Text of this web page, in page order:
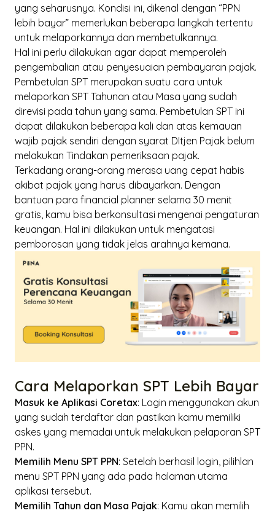
yang seharusnya. Kondisi ini, dikenal dengan “PPN
lebih bayar” memerlukan beberapa langkah tertentu
untuk melaporkannya dan membetulkannya.
Hal ini perlu dilakukan agar dapat memperoleh
pengembalian atau penyesuaian pembayaran pajak.
Pembetulan SPT merupakan suatu cara untuk
melaporkan SPT Tahunan atau Masa yang sudah
direvisi pada tahun yang sama. Pembetulan SPT ini
dapat dilakukan beberapa kali dan atas kemauan
wajib pajak sendiri dengan syarat DItjen Pajak belum
melakukan Tindakan pemeriksaan pajak.
Terkadang orang-orang merasa uang cepat habis
akibat pajak yang harus dibayarkan. Dengan
bantuan para financial planner selama 30 menit
gratis, kamu bisa berkonsultasi mengenai pengaturan
keuangan. Hal ini dilakukan untuk mengatasi
pemborosan yang tidak jelas arahnya kemana.
Cara Melaporkan SPT Lebih Bayar
Masuk ke Aplikasi Coretax: Login menggunakan akun
yang sudah terdaftar dan pastikan kamu memiliki
askes yang memadai untuk melakukan pelaporan SPT
PPN.
Memilih Menu SPT PPN: Setelah berhasil login , pilihlan
menu SPT PPN yang ada pada halaman utama
aplikasi tersebut.
Memilih Tahun dan Masa Pajak: Kamu akan memilih